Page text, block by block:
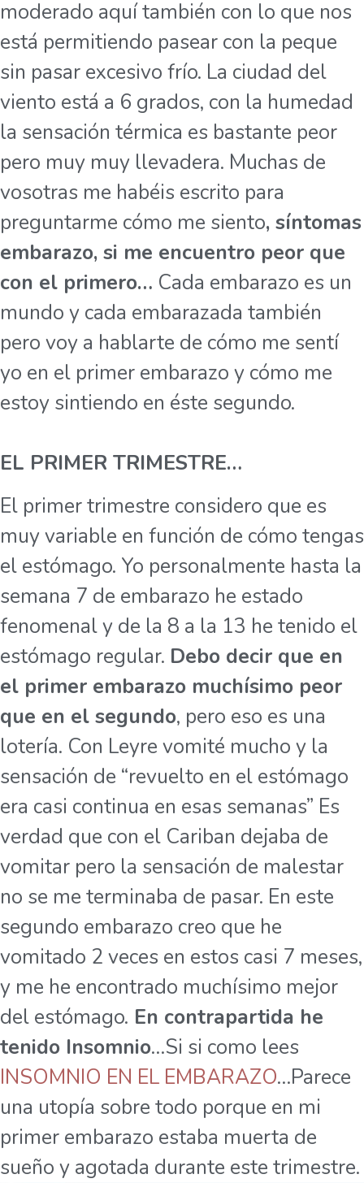
moderado aquí también con lo que nos
está permitiendo pasear con la peque
sin pasar excesivo frío. La ciudad del
viento está a 6 grados, con la humedad
la sensación térmica es bastante peor
pero muy muy llevadera. Muchas de
vosotras me habéis escrito para
preguntarme cómo me siento, síntomas
embarazo, si me encuentro peor que
con el primero… Cada embarazo es un
mundo y cada embarazada también
pero voy a hablarte de cómo me sentí
yo en el primer embarazo y cómo me
estoy sintiendo en éste segundo.
EL PRIMER TRIMESTRE…
El primer trimestre considero que es
muy variable en función de cómo tengas
el estómago. Yo personalmente hasta la
semana 7 de embarazo he estado
fenomenal y de la 8 a la 13 he tenido el
estómago regular. Debo decir que en
el primer embarazo muchísimo peor
que en el segundo, pero eso es una
lotería. Con Leyre vomité mucho y la
sensación de “revuelto en el estómago
era casi continua en esas semanas” Es
verdad que con el Cariban dejaba de
vomitar pero la sensación de malestar
no se me terminaba de pasar. En este
segundo embarazo creo que he
vomitado 2 veces en estos casi 7 meses,
y me he encontrado muchísimo mejor
del estómago. En contrapartida he
tenido Insomnio…Si si como lees
INSOMNIO EN EL EMBARAZO…Parece
una utopía sobre todo porque en mi
primer embarazo estaba muerta de
sueño y agotada durante este trimestre.